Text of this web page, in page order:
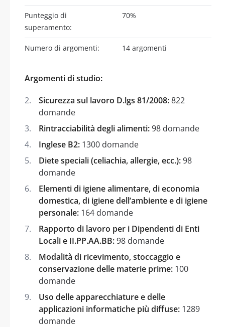
Punteggio di
superamento:
70%
Numero di argomenti: 14 argomenti
Argomenti di studio:
Sicurezza sul lavoro D.lgs 81/2008:822
domande
Rintracciabilità degli alimenti:98 domande
Inglese B2: 1300 domande
Diete speciali (celiachia, allergie, ecc.):98
domande
Elementi di igiene alimentare, di economia
domestica, di igiene dell’ambiente e di igiene
personale: 164 domande
Rapporto di lavoro per i Dipendenti di Enti
Locali e II.PP.AA.BB:98 domande
Modalità di ricevimento, stoccaggio e
conservazione delle materie prime: 100
domande
Uso delle apparecchiature e delle
applicazioni informatiche più diffuse: 1289
domande